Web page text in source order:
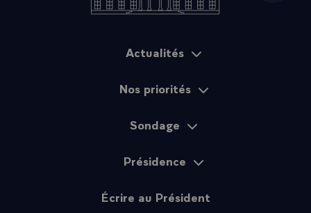
Actualités
Nos priorités
Sondage
Présidence
Écrire au Président